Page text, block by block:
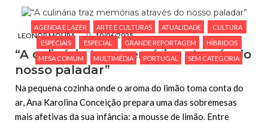
AGENDA E LAZER ARTE E CULTURAS ATUALIDADE
CULTURA
ESPECIAIS
ESPECIAL GRANDE REPORTAGEM
HÍBRIDOS
MESA COMUM
MULTIMÉDIA PORTUGAL SEM CATEGORIA
LEONOR MOURA 10/06/2025
“A culinária traz memórias através do
nosso paladar”
Na pequena cozinha onde o aroma do limão toma conta do
ar, Ana Karolina Conceição prepara uma das sobremesas
mais afetivas da sua infância: a mousse de limão. Entre